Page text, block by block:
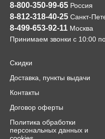
8-800-350-99-65 Россия
8-812-318-40-25 Санкт-
8-499-653-92-11 Москва
Принимаем звонки с 10:00
Скидки
Доставка, пункты выдачи
Контакты
Договор оферты
Политика обработки
персональных данных и